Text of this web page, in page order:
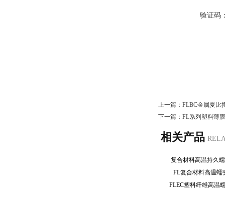
验证码
上一篇： FLBC金属夏比
下一篇： FL系列塑料薄
相关产品
复合材料高温持久
FL复合材料高温
FLEC塑料纤维高